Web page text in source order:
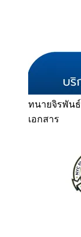
ทนายจิรพันธ์
เอกสาร